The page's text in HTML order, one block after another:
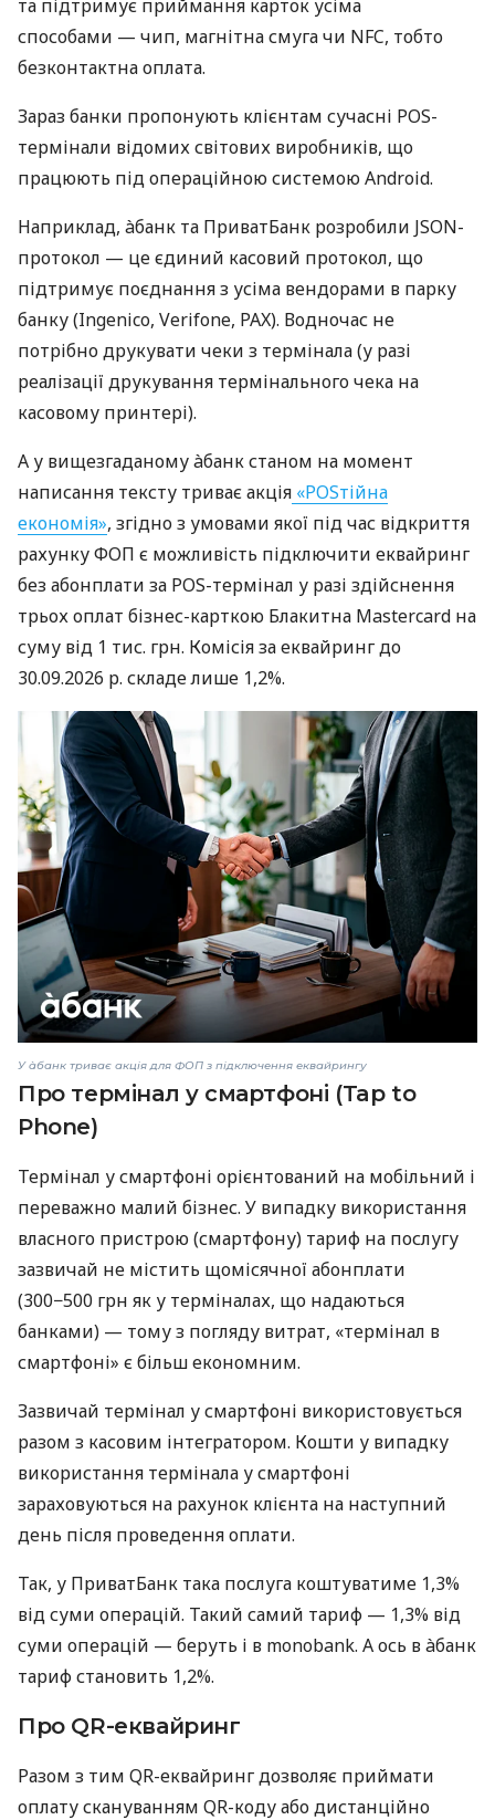
та підтримує приймання карток усіма
способами — чип, магнітна смуга чи NFC, тобто
безконтактна оплата.
Зараз банки пропонують клієнтам сучасні POS-
термінали відомих світових виробників, що
працюють під операційною системою Android.
Наприклад, àбанк та ПриватБанк розробили JSON-
протокол — це єдиний касовий протокол, що
підтримує поєднання з усіма вендорами в парку
банку (Ingenico, Verifone, PAX). Водночас не
потрібно друкувати чеки з термінала (у разі
реалізації друкування термінального чека на
касовому принтері).
А у вищезгаданому àбанк станом на момент
написання тексту триває акція «POSтійна
економія», згідно з умовами якої під час відкриття
рахунку ФОП є можливість підключити еквайринг
без абонплати за POS-термінал у разі здійснення
трьох оплат бізнес-карткою Блакитна Mastercard на
суму від 1 тис. грн. Комісія за еквайринг до
30.09.2026 р. складе лише 1,2%.
У àбанк триває акція для ФОП з підключення еквайрингу
Про термінал у смартфоні (Tap to
Phone)
Термінал у смартфоні орієнтований на мобільний і
переважно малий бізнес. У випадку використання
власного пристрою (смартфону) тариф на послугу
зазвичай не містить щомісячної абонплати
(300−500 грн як у терміналах, що надаються
банками) — тому з погляду витрат, «термінал в
смартфоні» є більш економним.
Зазвичай термінал у смартфоні використовується
разом з касовим інтегратором. Кошти у випадку
використання термінала у смартфоні
зараховуються на рахунок клієнта на наступний
день після проведення оплати.
Так, у ПриватБанк така послуга коштуватиме 1,3%
від суми операцій. Такий самий тариф — 1,3% від
суми операцій — беруть і в monobank. А ось в àбанк
тариф становить 1,2%.
Про QR-еквайринг
Разом з тим QR-еквайринг дозволяє приймати
оплату скануванням QR-коду або дистанційно